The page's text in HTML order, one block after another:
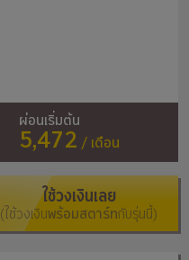
ผ่อนเริ่มต้น
5,472 / เดือน
ใช้วงเงินเลย
(ใช้วงเงินพร้อมสตาร์ทกับรุ่นนี้)